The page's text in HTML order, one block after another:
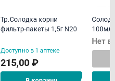
Тр.Солодка корни
фильтр-пакеты 1,5г N20
Доступно в 1 аптеке
215,00 ₽
100мл
Нет в